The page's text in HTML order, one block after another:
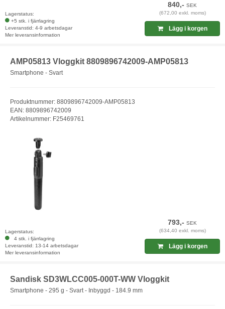
Lagerstatus:
+5 stk. i fjärrlagring
Leveranstid: 4-9 arbetsdagar
Mer leveransinformation
840,-SEK
(672,00 exkl. moms)
Lägg i korgen
AMP05813 Vloggkit 8809896742009-AMP05813
Smartphone - Svart
Produktnummer: 8809896742009-AMP05813
EAN: 8809896742009
Artikelnummer: F25469761
Lagerstatus:
4 stk. i fjärrlagring
Leveranstid: 13-14 arbetsdagar
Mer leveransinformation
793,-SEK
(634,40 exkl. moms)
Lägg i korgen
Sandisk SD3WLCC005-000T-WW Vloggkit
Smartphone - 295 g - Svart - Inbyggd - 184.9 mm